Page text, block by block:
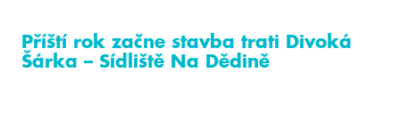
Příští rok začne stavba trati Divoká
Šárka – Sídliště Na Dědině